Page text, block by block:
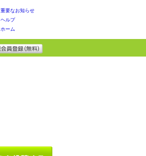
重要なお知らせ
ヘルプ
ホーム